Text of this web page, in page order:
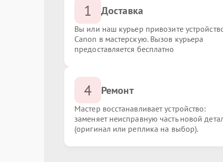
1 Доставка
Вы или наш курьер привозите
Canon в мастерскую. Вызов курьера
предоставляется бесплатно
4 Ремонт
Мастер восстанавливает устройство:
заменяет неисправную часть новой
(оригинал или реплика на выбор).